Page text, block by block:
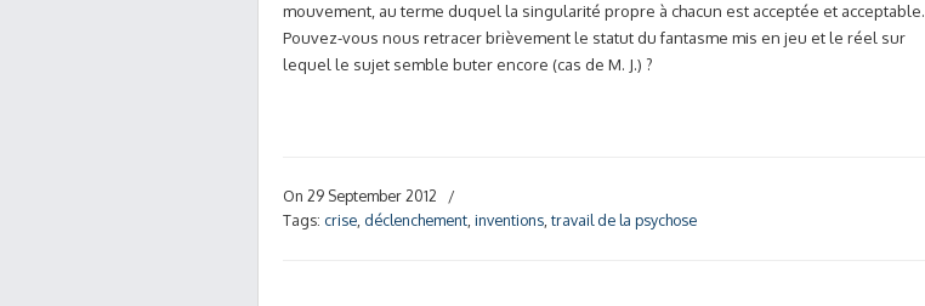
mouvement, au terme duquel la singularité propre à chacun est acceptée et acceptable.
Pouvez-vous nous retracer brièvement le statut du fantasme mis en jeu et le réel sur
lequel le sujet semble buter encore (cas de M. J.) ?
On 29 September 2012
/
Tags: crise déclenchement inventions travail de la psychose